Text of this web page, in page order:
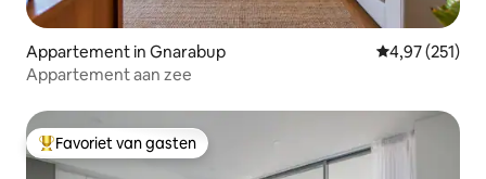
Appartement in Gnarabup Gemiddelde
4,97 (251)
Appartement aan zee
Topfavoriet van gasten
Favoriet van gasten